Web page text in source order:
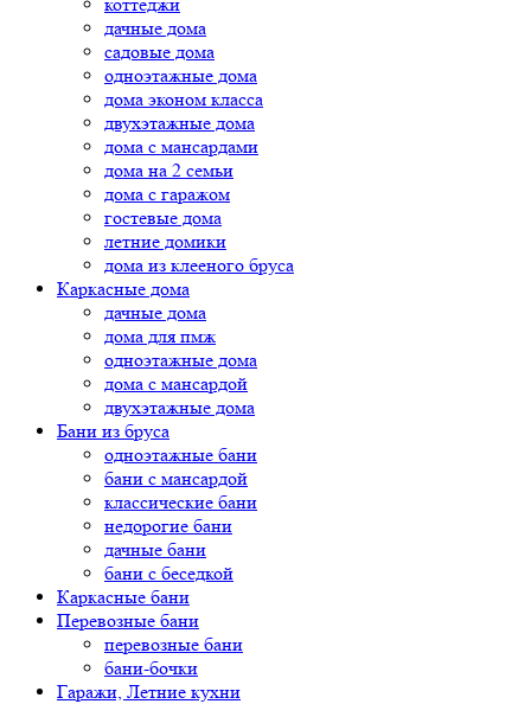
дачные дома
садовые дома
одноэтажные дома
дома эконом класса
двухэтажные дома
дома с мансардами
дома на 2 семьи
дома с гаражом
гостевые дома
летние домики
дома из клееного бруса
Каркасные дома
дачные дома
дома для пмж
одноэтажные дома
дома с мансардой
двухэтажные дома
Бани из бруса
одноэтажные бани
бани с мансардой
классические бани
недорогие бани
дачные бани
бани с беседкой
Каркасные бани
Перевозные бани
перевозные бани
бани-бочки
Гаражи, Летние кухни